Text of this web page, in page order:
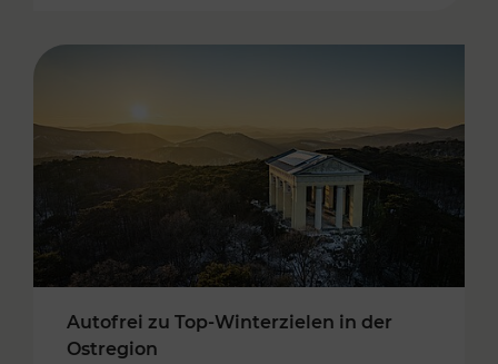
Autofrei zu Top-Winterzielen in der
Ostregion